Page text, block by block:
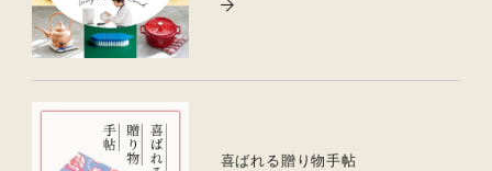
喜ばれる贈り物手帖